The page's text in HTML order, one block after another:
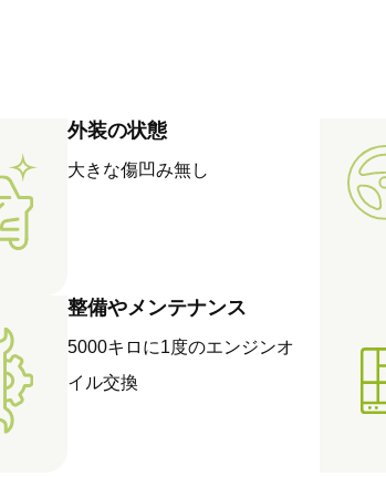
外装の状態
大きな傷凹み無し
整備やメンテナンス
5000キロに1度のエンジンオ
イル交換